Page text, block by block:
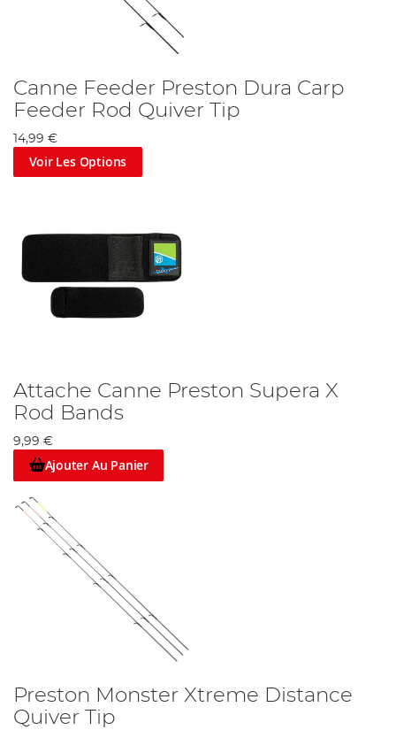
Canne Feeder Preston Dura Carp
Feeder Rod Quiver Tip
14,99 €
Voir Les Options
Attache Canne Preston Supera X
Rod Bands
9,99 €
Ajouter Au Panier
Preston Monster Xtreme Distance
Quiver Tip